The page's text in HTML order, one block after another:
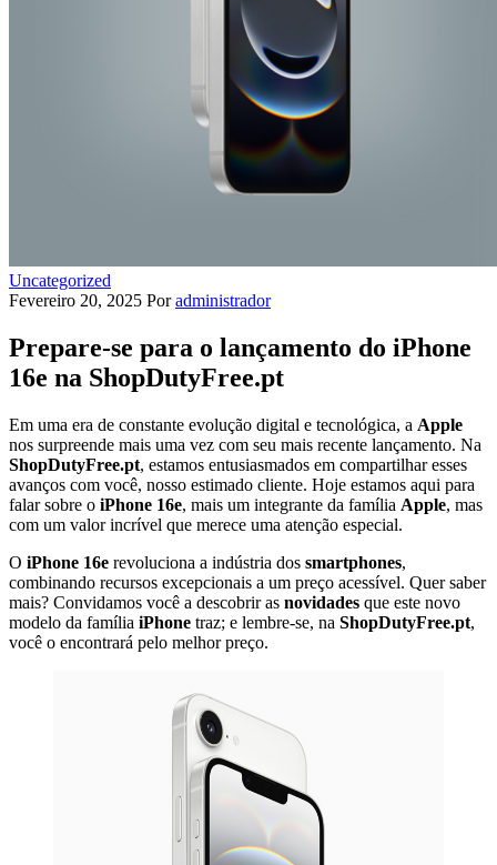
Uncategorized
Fevereiro 20, 2025 Por administrador
Prepare-se para o lançamento do iPhone
16e na ShopDutyFree.pt
Em uma era de constante evolução digital e tecnológica, a Apple
nos surpreende mais uma vez com seu mais recente lançamento. Na
ShopDutyFree.pt, estamos entusiasmados em compartilhar esses
avanços com você, nosso estimado cliente. Hoje estamos aqui para
falar sobre o iPhone 16e, mais um integrante da família Apple, mas
com um valor incrível que merece uma atenção especial.
O iPhone 16e revoluciona a indústria dos smartphones,
combinando recursos excepcionais a um preço acessível. Quer saber
mais? Convidamos você a descobrir as novidades que este novo
modelo da família iPhone traz; e lembre-se, na ShopDutyFree.pt,
você o encontrará pelo melhor preço.